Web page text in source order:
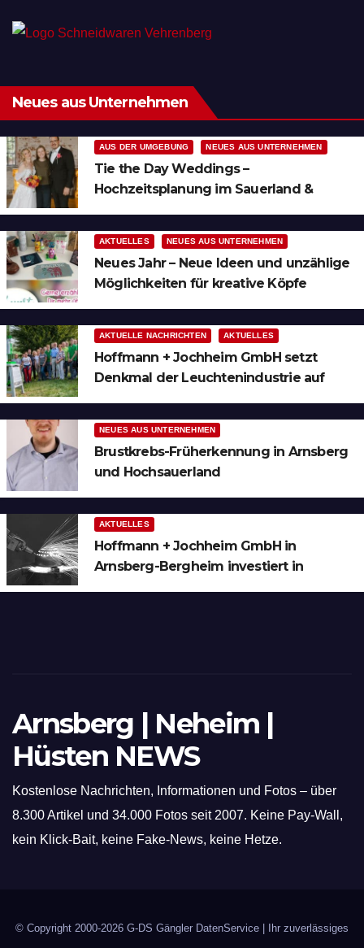
Neues aus Unternehmen
AUS DER UMGEBUNG NEUES AUS UNTERNEHMEN
Tie the Day Weddings –
Hochzeitsplanung im Sauerland &
AKTUELLES NEUES AUS UNTERNEHMEN
Neues Jahr – Neue Ideen und unzählige
Möglichkeiten für kreative Köpfe
AKTUELLE NACHRICHTEN AKTUELLES
Hoffmann + Jochheim GmbH setzt
Denkmal der Leuchtenindustrie auf
NEUES AUS UNTERNEHMEN
Brustkrebs-Früherkennung in Arnsberg
und Hochsauerland
AKTUELLES
Hoffmann + Jochheim GmbH in
Arnsberg-Bergheim investiert in
Arnsberg | Neheim |
Hüsten NEWS
Kostenlose Nachrichten, Informationen und Fotos – über
8.300 Artikel und 34.000 Fotos seit 2007. Keine Pay-Wall,
kein Klick-Bait, keine Fake-News, keine Hetze.
© Copyright 2000-2026 G-DS Gängler DatenService | Ihr zuverlässiges